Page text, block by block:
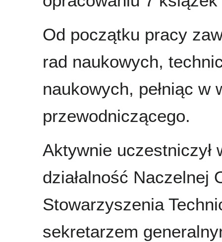
Od początku pracy
rad naukowych,
naukowych, pełniąc
przewodniczącego.
Aktywnie uczestniczył
działalność Naczelnej
Stowarzyszenia
sekretarzem